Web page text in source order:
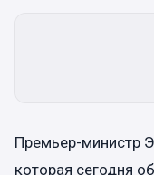
Премьер-министр
которая сегодня